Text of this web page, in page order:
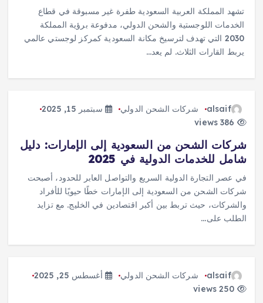
تشهد المملكة العربية السعودية طفرة غير مسبوقة في قطاع
الخدمات اللوجستية والشحن الدولي، مدفوعة برؤية المملكة
2030 التي تهدف لترسيخ مكانة السعودية كمركز لوجستي عالمي
يربط القارات الثلاث. لم يعد…
alsaif شركات الشحن الدولي
سبتمبر 15, 2025
شركات الشحن من السعودية إلى الإمارات: دليل
شامل للخدمات الدولية في 2025
في عصر التجارة الدولية السريع والتواصل العابر للحدود، أصبحت
شركات الشحن من السعودية إلى الإمارات خطًا حيويًا للأفراد
والشركات، حيث تربط بين أكبر اقتصادين في الخليج. مع تزايد
الطلب على…
alsaif شركات الشحن الدولي
أغسطس 25, 2025